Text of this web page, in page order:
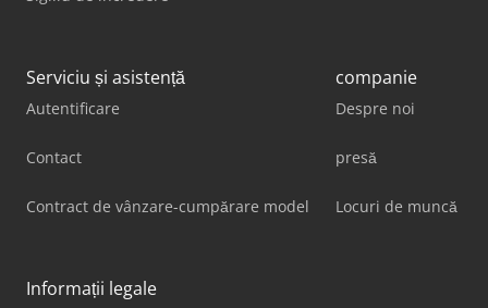
Serviciu și asistență
Autentificare
Contact
Contract de vânzare-cumpărare model
companie
Despre noi
presă
Locuri de muncă
Informații legale